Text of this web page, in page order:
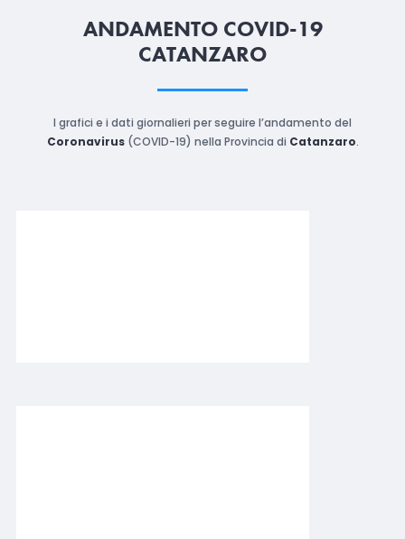
ANDAMENTO COVID-19
CATANZARO
I grafici e i dati giornalieri per seguire l’andamento del
Coronavirus(COVID-19) nella Provincia di Catanzaro.